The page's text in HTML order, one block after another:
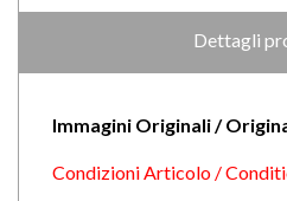
Dettagli
Immagini Originali /
Condizioni Articolo /